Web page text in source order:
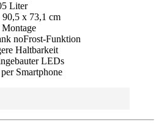
Liter
x 73,1 cm
noFrost-Funktion
Haltbarkeit
LEDs
Smartphone